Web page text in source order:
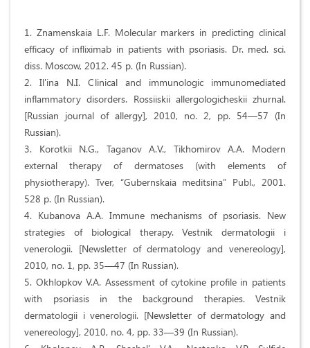
1. Znamenskaia L.F. Molecular markers in predicting clinical
efficacy of infliximab in patients with psoriasis. Dr. med. sci.
diss. Moscow, 2012. 45 p. (In Russian).
2. Il'ina N.I. Clinical and immunologic immunomediated
inflammatory disorders. Rossiiskii allergologicheskii zhurnal.
[Russian journal of allergy], 2010, no. 2, pp. 54—57 (In
Russian).
3. Korotkii N.G., Taganov A.V., Тikhomirov A.A. Modern
external therapy of dermatoses (with elements of
physiotherapy). Tver, “Gubernskaia meditsina” Publ., 2001.
528 p. (In Russian).
4. Kubanova A.A. Immune mechanisms of psoriasis. New
strategies of biological therapy. Vestnik dermatologii i
venerologii. [Newsletter of dermatology and venereology],
2010, no. 1, pp. 35—47 (In Russian).
5. Okhlopkov V.A. Assessment of cytokine profile in patients
with psoriasis in the background therapies. Vestnik
dermatologii i venerologii. [Newsletter of dermatology and
venereology], 2010, no. 4, pp. 33—39 (In Russian).